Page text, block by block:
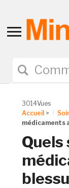
Toggle
navigation
3014Vues
Accueil >
médicaments
Quels